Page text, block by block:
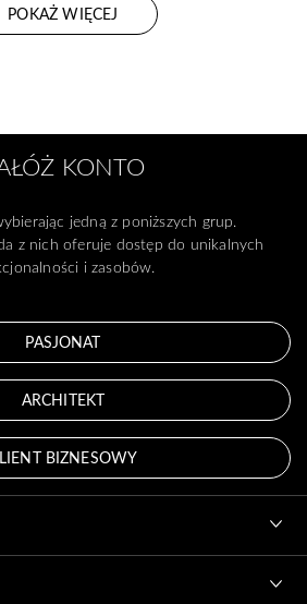
POKAŻ WIĘCEJ
KONTO
jedną z poniższych grup.
z nich oferuje dostęp do unikalnych
i zasobów.
PASJONAT
ARCHITEKT
BIZNESOWY